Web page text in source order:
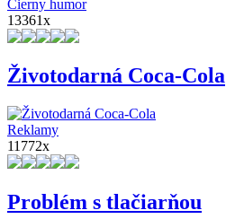
Čierny humor
13361x
Životodarná Coca-Cola
Reklamy
11772x
Problém s tlačiarňou